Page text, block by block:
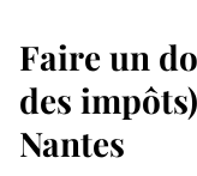
Faire un
des
Nantes